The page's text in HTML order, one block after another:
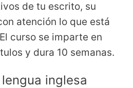
de tu escrito, su
atención lo que está
curso se imparte en
y dura 10 semanas.
inglesa